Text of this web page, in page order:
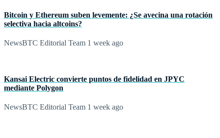
Bitcoin y Ethereum suben levemente: ¿Se avecina una rotación
selectiva hacia altcoins?
NewsBTC Editorial Team 1 week ago
Kansai Electric convierte puntos de fidelidad en JPYC
mediante Polygon
NewsBTC Editorial Team 1 week ago